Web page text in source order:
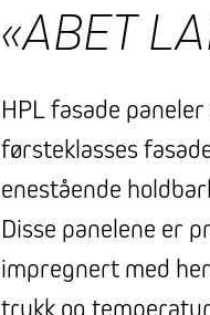
«ABET
HPL fasade
førsteklasses
enestående
Disse panelene er
impregnert med
trykk og